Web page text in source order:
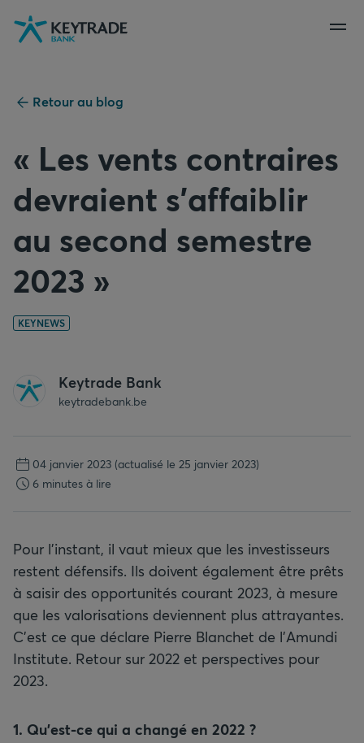
Aller
Aller
Aller
au
Retour au blog
« Les vents contraires
devraient s’affaiblir
au second semestre
2023 »
KEYNEWS
Keytrade Bank
keytradebank.be
04 janvier 2023 (actualisé le 25 janvier 2023)
6 minutes à lire
Pour l’instant, il vaut mieux que les investisseurs
restent défensifs. Ils doivent également être prêts
à saisir des opportunités courant 2023, à mesure
que les valorisations deviennent plus attrayantes.
C’est ce que déclare Pierre Blanchet de l’Amundi
Institute. Retour sur 2022 et perspectives pour
2023.
1. Qu’est-ce qui a changé en 2022 ?